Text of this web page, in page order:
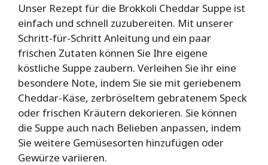
Unser Rezept für die Brokkoli Cheddar Suppe ist
einfach und schnell zuzubereiten. Mit unserer
Schritt-für-Schritt Anleitung und ein paar
frischen Zutaten können Sie Ihre eigene
köstliche Suppe zaubern. Verleihen Sie ihr eine
besondere Note, indem Sie sie mit geriebenem
Cheddar-Käse, zerbröseltem gebratenem Speck
oder frischen Kräutern dekorieren. Sie können
die Suppe auch nach Belieben anpassen, indem
Sie weitere Gemüsesorten hinzufügen oder
Gewürze variieren.